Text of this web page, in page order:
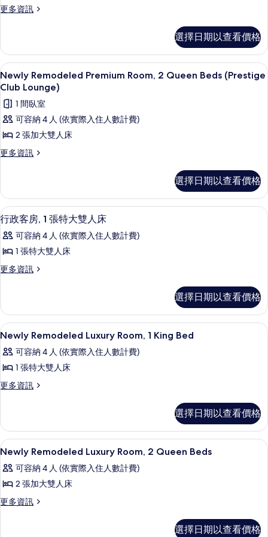
Remodeled,
Lounge)
的
所
有
相
片
床
Club
Lounge)
的
詳
套
張
加
大
雙
人
床
(Newly
Remodeled,
Lounge)
的
所
有
相
片
更多資訊
更
套
房,
2
張
大
雙
床
(Newly
Remodeled,
Lounge)
詳
情
選擇日期以查看價格
顯
示
Newly
Remodeled
Premium
Room,
2
(Prestige
Club
Lounge)
的
所
有
8
Newly Remodeled Premium Room, 2 Queen Beds (Prestige
Club Lounge)
1 間臥室
可容納 4 人 (依實際入住人數計費)
2 張加大雙人床
更多資訊
更
Premium
Room,
2
Queen
Beds
(Prestige
Lounge)
選擇日期以查看價格
顯
示
行
政
客
1
張
特
大
雙
人
所
有
片
行政客房, 1 張特大雙人床 | 埃及棉床
6
行政客房, 1 張特大雙人床
可容納 4 人 (依實際入住人數計費)
1 張特大雙人床
更多資訊
更
客
房,
1
特
大
人
情
選擇日期以查看價格
顯
示
Newly
Remodeled
Luxury
King
Bed
的
所
有
相
埃及棉床單、高級寢具、羽絨被、舒適
5
Newly Remodeled Luxury Room, 1 King Bed
可容納 4 人 (依實際入住人數計費)
1 張特大雙人床
更多資訊
更
Luxury
Room,
1
Bed
的
情
選擇日期以查看價格
顯
示
Newly
Remodeled
Luxury
埃及棉床單、高級寢具、羽絨被、舒適
6
Newly Remodeled Luxury Room, 2 Queen Beds
可容納 4 人 (依實際入住人數計費)
2 張加大雙人床
更多資訊
更
選擇日期以查看價格